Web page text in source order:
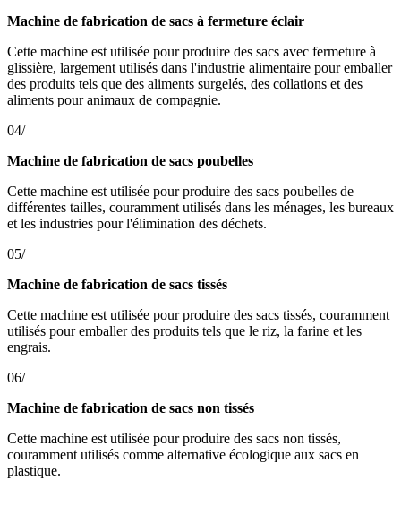
Machine de fabrication de sacs à fermeture éclair
Cette machine est utilisée pour produire des sacs avec fermeture à
glissière, largement utilisés dans l'industrie alimentaire pour emballer
des produits tels que des aliments surgelés, des collations et des
aliments pour animaux de compagnie.
04/
Machine de fabrication de sacs poubelles
Cette machine est utilisée pour produire des sacs poubelles de
différentes tailles, couramment utilisés dans les ménages, les bureaux
et les industries pour l'élimination des déchets.
05/
Machine de fabrication de sacs tissés
Cette machine est utilisée pour produire des sacs tissés, couramment
utilisés pour emballer des produits tels que le riz, la farine et les
engrais.
06/
Machine de fabrication de sacs non tissés
Cette machine est utilisée pour produire des sacs non tissés,
couramment utilisés comme alternative écologique aux sacs en
plastique.